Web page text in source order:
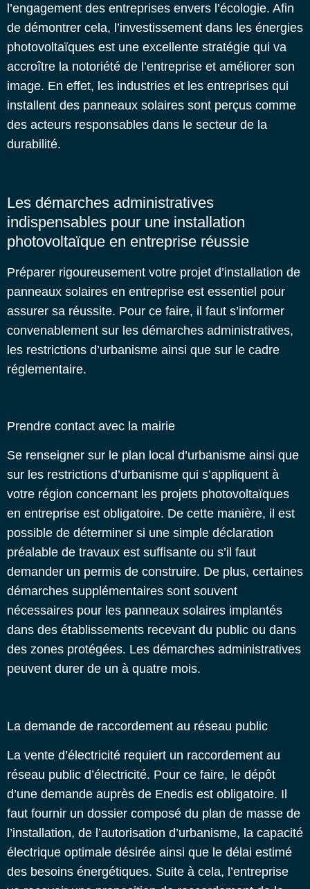
l’engagement des entreprises envers l’écologie. Afin
de démontrer cela, l’investissement dans les énergies
photovoltaïques est une excellente stratégie qui va
accroître la notoriété de l’entreprise et améliorer son
image. En effet, les industries et les entreprises qui
installent des panneaux solaires sont perçus comme
des acteurs responsables dans le secteur de la
durabilité.
Les démarches administratives
indispensables pour une installation
photovoltaïque en entreprise réussie
Préparer rigoureusement votre projet d’installation de
panneaux solaires en entreprise est essentiel pour
assurer sa réussite. Pour ce faire, il faut s’informer
convenablement sur les démarches administratives,
les restrictions d’urbanisme ainsi que sur le cadre
réglementaire.
Prendre contact avec la mairie
Se renseigner sur le plan local d’urbanisme ainsi que
sur les restrictions d’urbanisme qui s’appliquent à
votre région concernant les projets photovoltaïques
en entreprise est obligatoire. De cette manière, il est
possible de déterminer si une simple déclaration
préalable de travaux est suffisante ou s’il faut
demander un permis de construire. De plus, certaines
démarches supplémentaires sont souvent
nécessaires pour les panneaux solaires implantés
dans des établissements recevant du public ou dans
des zones protégées. Les démarches administratives
peuvent durer de un à quatre mois.
La demande de raccordement au réseau public
La vente d’électricité requiert un raccordement au
réseau public d’électricité. Pour ce faire, le dépôt
d’une demande auprès de Enedis est obligatoire. Il
faut fournir un dossier composé du plan de masse de
l’installation, de l’autorisation d’urbanisme, la capacité
électrique optimale désirée ainsi que le délai estimé
des besoins énergétiques. Suite à cela, l’entreprise